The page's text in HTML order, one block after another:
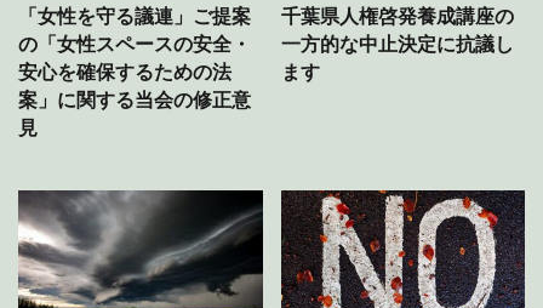
「女性を守る議連」ご提案
の「女性スペースの安全・
安心を確保するための法
案」に関する当会の修正意
見
千葉県人権啓発養成講座の
一方的な中止決定に抗議し
ます